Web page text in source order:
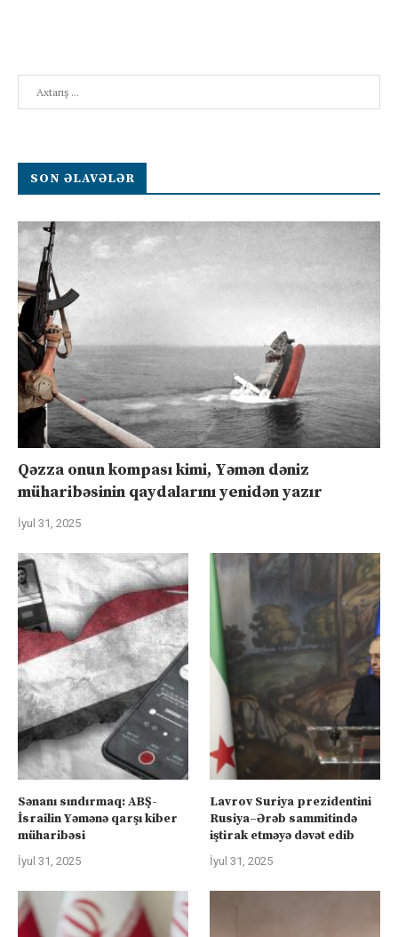
SON ƏLAVƏLƏR
Qəzza onun kompası kimi, Yəmən dəniz
müharibəsinin qaydalarını yenidən yazır
İyul 31, 2025
Sənanı sındırmaq: ABŞ-
İsrailin Yəmənə qarşı kiber
müharibəsi
İyul 31, 2025
Lavrov Suriya prezidentini
Rusiya–Ərəb sammitində
iştirak etməyə dəvət edib
İyul 31, 2025